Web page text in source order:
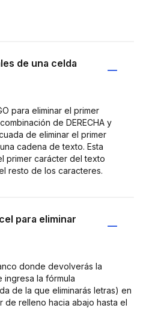
de una celda
para eliminar el primer
de DERECHA y
de eliminar el primer
cadena de texto. Esta
primer carácter del texto
resto de los caracteres.
para eliminar
donde devolverás la
ingresa la fórmula
de la que eliminarás letras) en
de relleno hacia abajo hasta el